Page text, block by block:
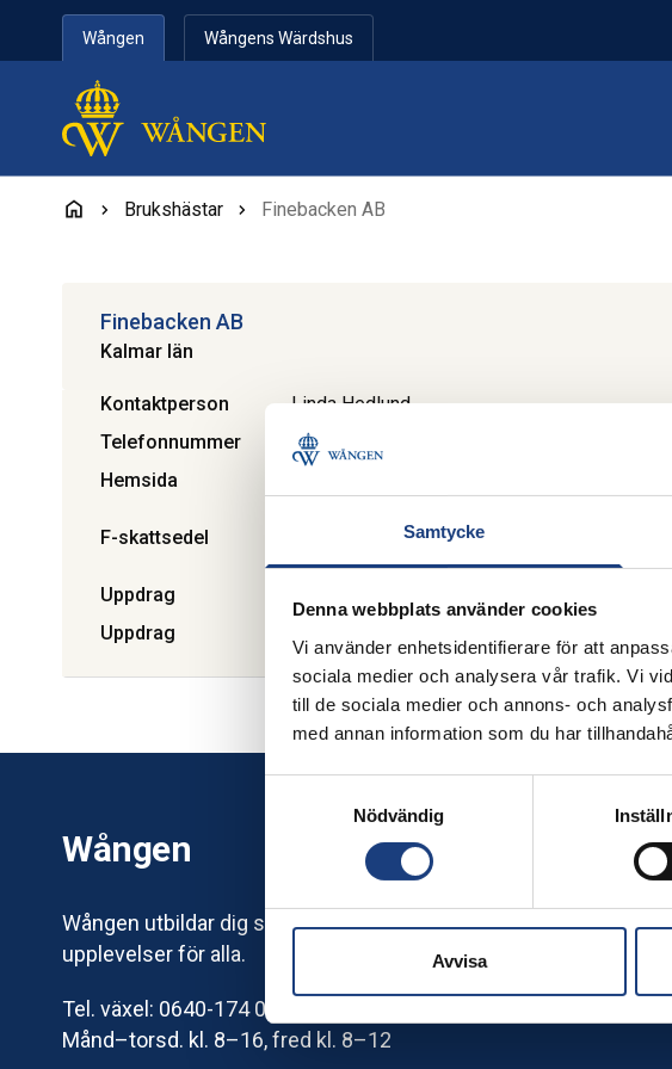
Samtycke
Denna webbplats använder cookies
Vi använder enhetsidentifierare för att
sociala medier och analysera vår trafik. Vi
till de sociala medier och annons- och
med annan information som du har
Nödvändig
Avvisa
Hoppa till innehåll
Wången Wångens Wärdshus
Brukshästar Finebacken AB
Finebacken AB
Kalmar län
Kontaktperson
Linda Hedlund
Telefonnummer
0706-02 90 47
Hemsida
F-skattsedel
Uppdrag
Uppdrag
Wången
Wången utbildar dig som älskar hästar – och erbjuder hästnära
upplevelser för alla.
Tel. växel: 0640-174 00
Månd–torsd. kl. 8–16, fred kl. 8–12